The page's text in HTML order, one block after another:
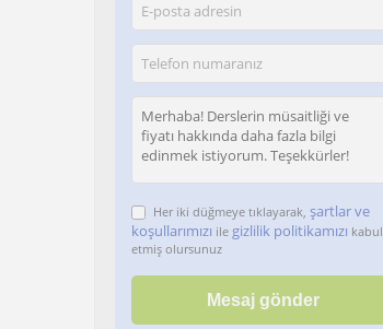
Her iki düğmeye tıklayarak, şartlar ve
koşullarımızı ile gizlilik politikamızı kabul
etmiş olursunuz